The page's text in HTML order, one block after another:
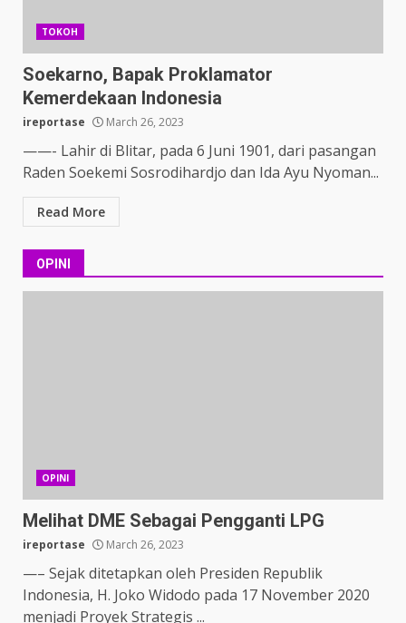
TOKOH
Soekarno, Bapak Proklamator
Kemerdekaan Indonesia
ireportase March 26, 2023
——- Lahir di Blitar, pada 6 Juni 1901, dari pasangan
Raden Soekemi Sosrodihardjo dan Ida Ayu Nyoman...
Read More
OPINI
OPINI
Melihat DME Sebagai Pengganti LPG
ireportase March 26, 2023
—– Sejak ditetapkan oleh Presiden Republik
Indonesia, H. Joko Widodo pada 17 November 2020
menjadi Proyek Strategis ...